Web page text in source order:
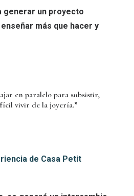
generar un proyecto
más que hacer y
en paralelo para subsistir,
vivir de la joyería.”
de Casa Petit